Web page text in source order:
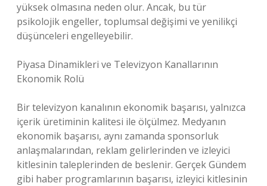
yüksek olmasına neden olur. Ancak, bu tür
psikolojik engeller, toplumsal değişimi ve yenilikçi
düşünceleri engelleyebilir.
Piyasa Dinamikleri ve Televizyon Kanallarının
Ekonomik Rolü
Bir televizyon kanalının ekonomik başarısı, yalnızca
içerik üretiminin kalitesi ile ölçülmez. Medyanın
ekonomik başarısı, aynı zamanda sponsorluk
anlaşmalarından, reklam gelirlerinden ve izleyici
kitlesinin taleplerinden de beslenir. Gerçek Gündem
gibi haber programlarının başarısı, izleyici kitlesinin